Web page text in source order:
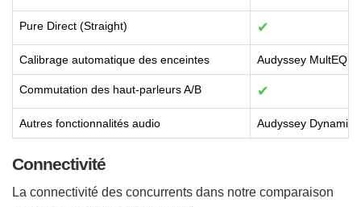
Pure Direct (Straight) ✔
Calibrage automatique des enceintes Audyssey MultEQ
Commutation des haut-parleurs A/B ✔
Autres fonctionnalités audio Audyssey Dynamic
Connectivité
La connectivité des concurrents dans notre comparaison